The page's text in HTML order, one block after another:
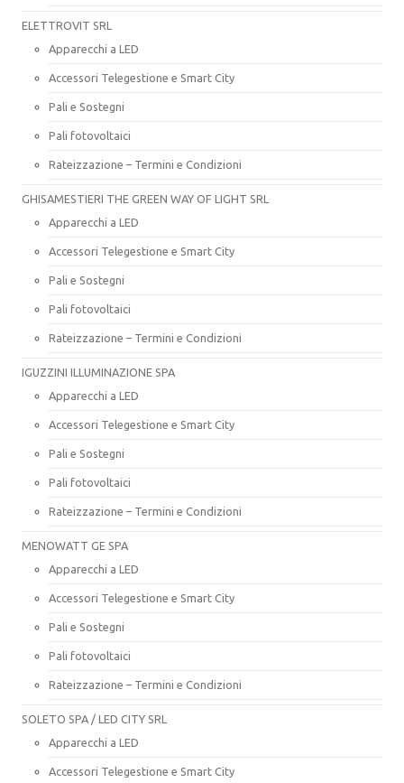
ELETTROVIT SRL
Apparecchi a LED
Accessori Telegestione e Smart City
Pali e Sostegni
Pali fotovoltaici
Rateizzazione – Termini e Condizioni
GHISAMESTIERI THE GREEN WAY OF LIGHT SRL
Apparecchi a LED
Accessori Telegestione e Smart City
Pali e Sostegni
Pali fotovoltaici
Rateizzazione – Termini e Condizioni
IGUZZINI ILLUMINAZIONE SPA
Apparecchi a LED
Accessori Telegestione e Smart City
Pali e Sostegni
Pali fotovoltaici
Rateizzazione – Termini e Condizioni
MENOWATT GE SPA
Apparecchi a LED
Accessori Telegestione e Smart City
Pali e Sostegni
Pali fotovoltaici
Rateizzazione – Termini e Condizioni
SOLETO SPA / LED CITY SRL
Apparecchi a LED
Accessori Telegestione e Smart City